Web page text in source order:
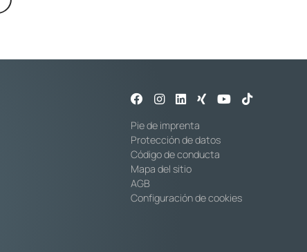
Pie de imprenta
Protección de datos
Código de conducta
Mapa del sitio
AGB
Configuración de cookies